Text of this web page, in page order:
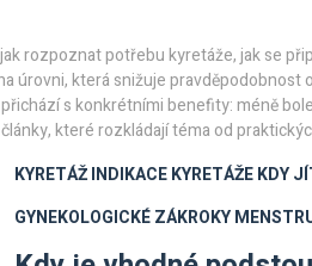
rozpoznat potřebu kyretáže, jak se
úrovni, která snižuje pravděpodobnost
s konkrétními benefity: méně
které rozkládají téma od
KYRETÁŽINDIKACE KYRETÁŽEKDY
GYNEKOLOGICKÉ ZÁKROKY